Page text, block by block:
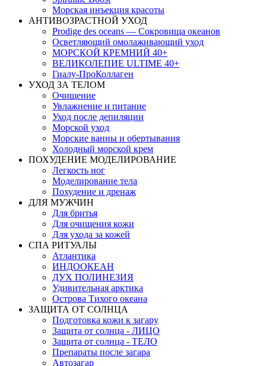
Морская инъекция красоты
АНТИВОЗРАСТНОЙ УХОД
Prodige des oceans — Сокровища океанов
Осветляющий омолаживающий уход
МОРСКОЙ КРЕМНИЙ 40+
ВЕЛИКОЛЕПИЕ ULTIME 40+
Гиалу-ПроКоллаген
УХОД ЗА ТЕЛОМ
Очищение
Увлажнение и питание
Уход после депиляции
Морской уход
Морские ванны и обертывания
Холодный морской крем
ПОХУДЕНИЕ МОДЕЛИРОВАНИЕ
Легкость ног
Моделирование тела
Похудение и дренаж
ДЛЯ МУЖЧИН
Для бритья
Для очищения кожи
Для ухода за кожей
СПА РИТУАЛЫ
Атлантика
ИНДООКЕАН
ДУХ ПОЛИНЕЗИЯ
Удивительная арктика
Острова Тихого океана
ЗАЩИТА ОТ СОЛНЦА
Подготовка кожи к загару
Защита от солнца - ЛИЦО
Защита от солнца - ТЕЛО
Препараты после загара
Автозагар